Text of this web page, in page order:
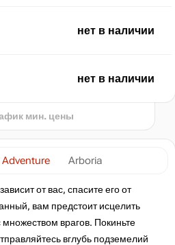
Adventure Arboria
от вас, спасите его от
вам предстоит исцелить
врагов. Покиньте
вглубь подземелий
нет в наличии
нет в наличии
2026
мин. цены